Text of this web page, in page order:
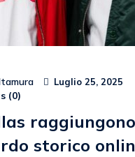
Luglio 25, 2025
(0)
storico